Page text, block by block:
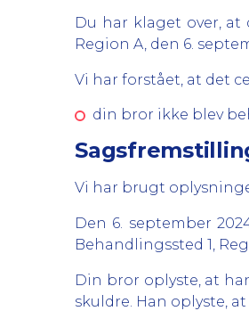
Du har klaget over,
Region A, den 6.
Vi har forstået, at det
din bror ikke blev
Vi har brugt
Den 6. september
Behandlingssted 1,
Din bror oplyste, at
skuldre. Han oplyste,